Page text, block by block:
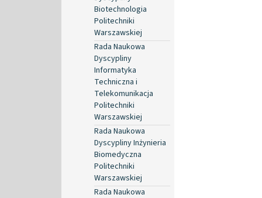
Biotechnologia
Politechniki
Warszawskiej
Rada Naukowa
Dyscypliny
Informatyka
Techniczna i
Telekomunikacja
Politechniki
Warszawskiej
Rada Naukowa
Dyscypliny Inżynieria
Biomedyczna
Politechniki
Warszawskiej
Rada Naukowa